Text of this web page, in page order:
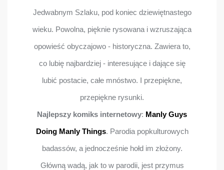
Jedwabnym Szlaku, pod koniec dziewiętnastego
wieku. Powolna, pięknie rysowana i wzruszająca
opowieść obyczajowo - historyczna. Zawiera to,
co lubię najbardziej - interesujące i dające się
lubić postacie, całe mnóstwo. I przepiękne,
przepiękne rysunki.
Najlepszy komiks internetowy: Manly Guys
Doing Manly Things. Parodia popkulturowych
badassów, a jednocześnie hołd im złożony.
Główną wadą, jak to w parodii, jest przymus